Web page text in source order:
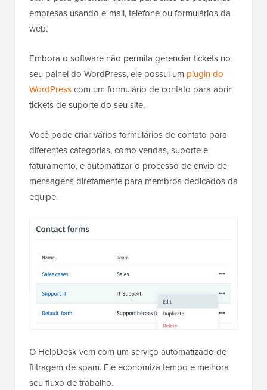
empresas usando e-mail, telefone ou formulários da
web.
Embora o software não permita gerenciar tickets no
seu painel do WordPress, ele possui um plugin do
WordPresscom um formulário de contato para abrir
tickets de suporte do seu site.
Você pode criar vários formulários de contato para
diferentes categorias, como vendas, suporte e
faturamento, e automatizar o processo de envio de
mensagens diretamente para membros dedicados da
equipe.
O HelpDesk vem com um serviço automatizado de
filtragem de spam. Ele economiza tempo e melhora
seu fluxo de trabalho.